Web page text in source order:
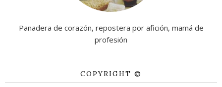
Panadera de corazón, repostera por afición, mamá de
profesión
COPYRIGHT ©